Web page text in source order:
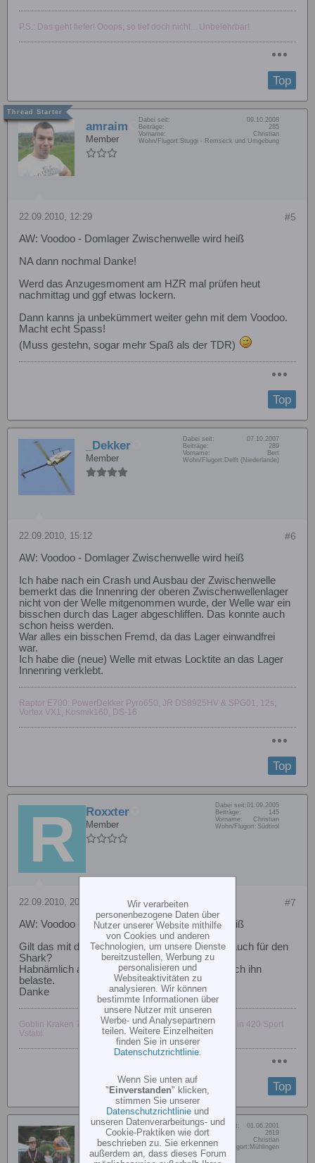
P.S.: Das geht tiefer! Ooops, so tief doch nicht... Unbelehrbar!
Top
amraim
Member
Dabei seit:
09.10.2008
Beiträge:
285
Vorname:
Christian
Wohn/Flugort: Stuggi - Remseck und Umgebung
#5
22.09.2010, 12:29
AW: Voodoo - Domlager Zwischenwelle wird heiß
NA dann nochmal Danke!
Werd das Anzugesmoment am HZR mal prüfen heut
nachmittag und ggf etwas lockern.
Dann kanns ja unbekümmert weiter gehn mit dem Voodoo.
Macht echt Spass!
(Muss gestehn, sogar mehr Spaß als der TDR)
Top
_Dekker
Member
Dabei seit:
07.10.2007
Beiträge:
289
Vorname:
Bert
Wohn/Flugort: Delft (Niederlande)
#6
22.09.2010, 15:12
AW: Voodoo - Domlager Zwischenwelle wird heiß
Ich habe nach ein Crash und Ausbau der Zwischenwelle
bemerkt das die Innenring der oberen Zwischenwellenlager
nicht von der Welle mitgenommen wurde, der Welle war ein
bisschen durch das Lager abgeschliffen. Das konnte auch
schon heiss werden.
War alles ein bisschen Fremd, da das Lager einwandfrei
war.
Ich habe die (neue) Welle mit etwas Locktite an das Lager
Innenring verklebt.
Raptor E700: PowerDekker Pyro650, JR DS8925HV & SPG01, 12s,
Vortex VX1, Kosmik160, DS-16
Top
Roxxter
Member
Dabei seit:01.09.2005
Beiträge:
145
Vorname:
Christian
Wohn/Flugort: Südtirol
#7
22.09.2010, 20:32
AW: Voodoo - Domlager Zwischenwelle wird heiß
Gilt das mit den Schrauben am Hauptzahnrad auch für den
Shark?
Habnämlich auch so ein leichtes Pfeifen wenn ich ihn
belaste.
Danke
Goblin Kraken 700 Vstabi,Goblin Kraken 580 Vstabi,Goblin 420 Sport
Vstabi
Top
Christian Samuelis
Senior Member
Dabei seit:
01.06.2001
Beiträge:
2619
Vorname:
Christian
Wohn/Flugort: Mühlingen
Wir verarbeiten
personenbezogene Daten über
Nutzer unserer Website mithilfe
von Cookies und anderen
Technologien, um unsere Dienste
bereitzustellen, Werbung zu
personalisieren und
Websiteaktivitäten zu
analysieren. Wir können
bestimmte Informationen über
unsere Nutzer mit unseren
Werbe- und Analysepartnern
teilen. Weitere Einzelheiten
finden Sie in unserer
Datenschutzrichtlinie.
Wenn Sie unten auf
"Einverstanden" klicken,
stimmen Sie unserer
Datenschutzrichtlinie und
unseren Datenverarbeitungs- und
Cookie-Praktiken wie dort
beschrieben zu. Sie erkennen
außerdem an, dass dieses Forum